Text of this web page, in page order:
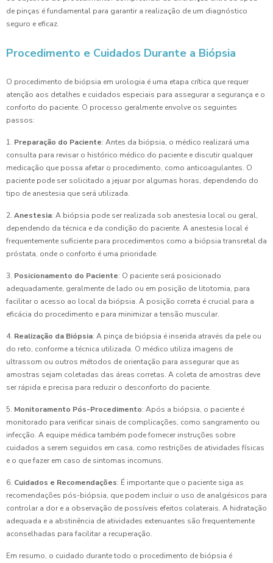
de pinças é fundamental para garantir a realização de um diagnóstico
seguro e eficaz.
Procedimento e Cuidados Durante a Biópsia
O procedimento de biópsia em urologia é uma etapa crítica que requer
atenção aos detalhes e cuidados especiais para assegurar a segurança e o
conforto do paciente. O processo geralmente envolve os seguintes
passos:
1. Preparação do Paciente: Antes da biópsia, o médico realizará uma
consulta para revisar o histórico médico do paciente e discutir qualquer
medicação que possa afetar o procedimento, como anticoagulantes. O
paciente pode ser solicitado a jejuar por algumas horas, dependendo do
tipo de anestesia que será utilizada.
2. Anestesia: A biópsia pode ser realizada sob anestesia local ou geral,
dependendo da técnica e da condição do paciente. A anestesia local é
frequentemente suficiente para procedimentos como a biópsia transretal da
próstata, onde o conforto é uma prioridade.
3. Posicionamento do Paciente: O paciente será posicionado
adequadamente, geralmente de lado ou em posição de litotomia, para
facilitar o acesso ao local da biópsia. A posição correta é crucial para a
eficácia do procedimento e para minimizar a tensão muscular.
4. Realização da Biópsia: A pinça de biópsia é inserida através da pele ou
do reto, conforme a técnica utilizada. O médico utiliza imagens de
ultrassom ou outros métodos de orientação para assegurar que as
amostras sejam coletadas das áreas corretas. A coleta de amostras deve
ser rápida e precisa para reduzir o desconforto do paciente.
5. Monitoramento Pós-Procedimento: Após a biópsia, o paciente é
monitorado para verificar sinais de complicações, como sangramento ou
infecção. A equipe médica também pode fornecer instruções sobre
cuidados a serem seguidos em casa, como restrições de atividades físicas
e o que fazer em caso de sintomas incomuns.
6. Cuidados e Recomendações: É importante que o paciente siga as
recomendações pós-biópsia, que podem incluir o uso de analgésicos para
controlar a dor e a observação de possíveis efeitos colaterais. A hidratação
adequada e a abstinência de atividades extenuantes são frequentemente
aconselhadas para facilitar a recuperação.
Em resumo, o cuidado durante todo o procedimento de biópsia é